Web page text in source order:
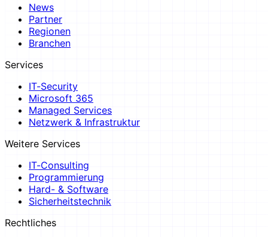
News
Partner
Regionen
Branchen
Services
IT-Security
Microsoft 365
Managed Services
Netzwerk & Infrastruktur
Weitere Services
IT-Consulting
Programmierung
Hard- & Software
Sicherheitstechnik
Rechtliches